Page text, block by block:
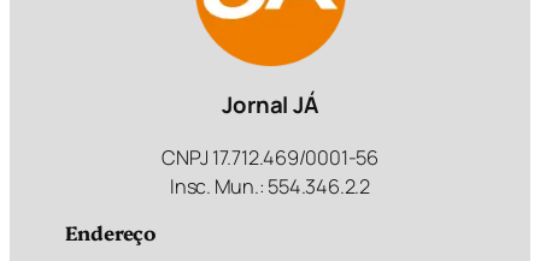
Jornal JÁ
CNPJ 17.712.469/0001-56
Insc. Mun.: 554.346.2.2
Endereço